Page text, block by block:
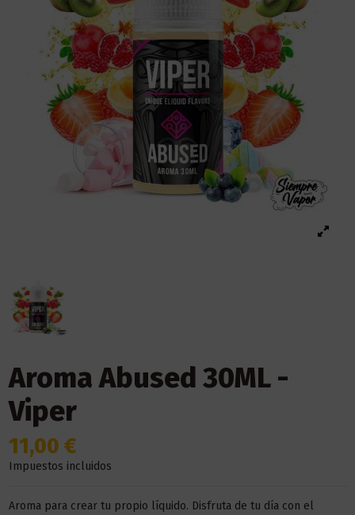
Aroma Abused 30ML -
Viper
11,00 €
Impuestos incluidos
Aroma para crear tu propio líquido. Disfruta de tu día con el